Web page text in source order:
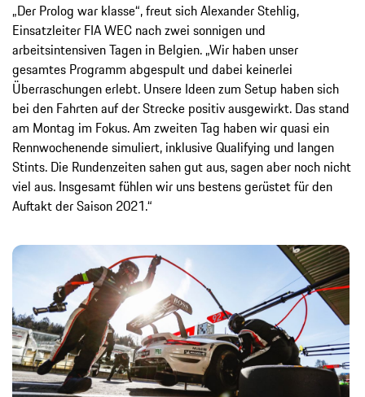
„Der Prolog war klasse“, freut sich Alexander Stehlig,
Einsatzleiter FIA WEC nach zwei sonnigen und
arbeitsintensiven Tagen in Belgien. „Wir haben unser
gesamtes Programm abgespult und dabei keinerlei
Überraschungen erlebt. Unsere Ideen zum Setup haben sich
bei den Fahrten auf der Strecke positiv ausgewirkt. Das stand
am Montag im Fokus. Am zweiten Tag haben wir quasi ein
Rennwochenende simuliert, inklusive Qualifying und langen
Stints. Die Rundenzeiten sahen gut aus, sagen aber noch nicht
viel aus. Insgesamt fühlen wir uns bestens gerüstet für den
Auftakt der Saison 2021.“